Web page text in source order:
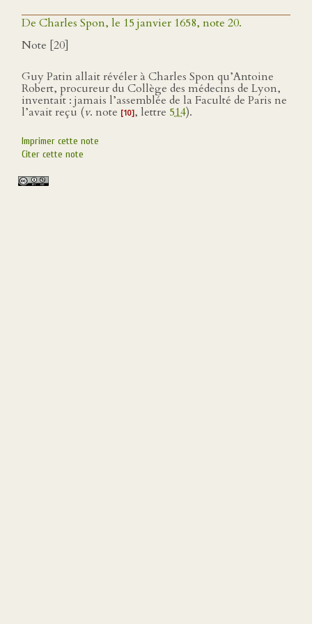
De Charles Spon, le 15 janvier 1658, note 20.
Note [20]
Guy Patin allait révéler à Charles Spon qu’Antoine
Robert, procureur du Collège des médecins de Lyon,
inventait : jamais l’assemblée de la Faculté de Paris ne
l’avait reçu (v. note [10], lettre 514).
Imprimer cette note
Citer cette note